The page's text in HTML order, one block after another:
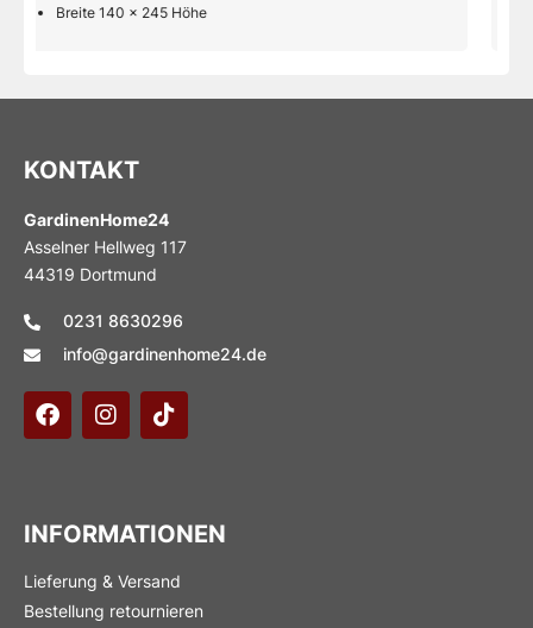
Breite 140 x 245 Höhe
KONTAKT
GardinenHome24
Asselner Hellweg 117
44319 Dortmund
0231 8630296
info@gardinenhome24.de
INFORMATIONEN
Lieferung & Versand
Bestellung retournieren